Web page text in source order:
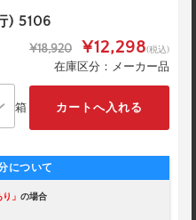
) 5106
¥18,920 ¥12,298(税込)
在庫区分：メーカー品
箱
について
」 の場合